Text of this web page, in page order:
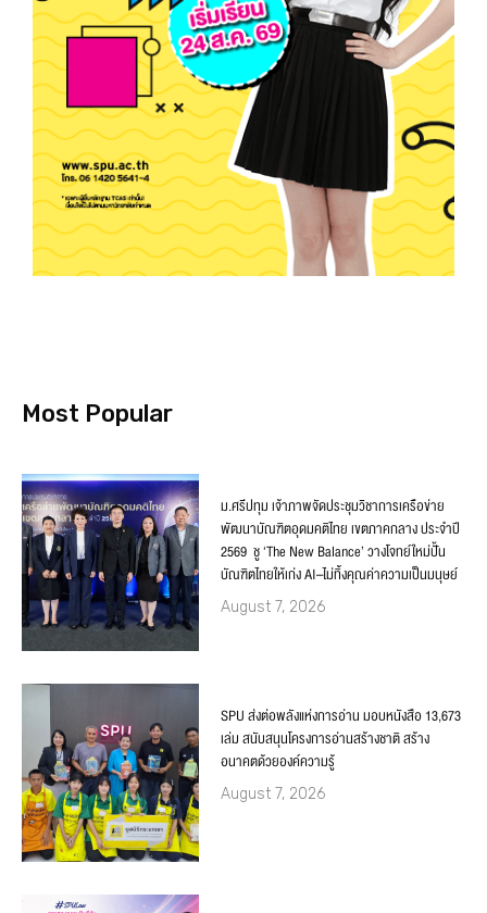
Most Popular
ม.ศรีปทุม เจ้าภาพจัดประชุมวิชาการเครือข่าย
พัฒนาบัณฑิตอุดมคติไทย เขตภาคกลาง ประจำปี
2569 ชู ‘The New Balance’ วางโจทย์ใหม่ปั้น
บัณฑิตไทยให้เก่ง AI–ไม่ทิ้งคุณค่าความเป็นมนุษย์
August 7, 2026
SPU ส่งต่อพลังแห่งการอ่าน มอบหนังสือ 13,673
เล่ม สนับสนุนโครงการอ่านสร้างชาติ สร้าง
อนาคตด้วยองค์ความรู้
August 7, 2026